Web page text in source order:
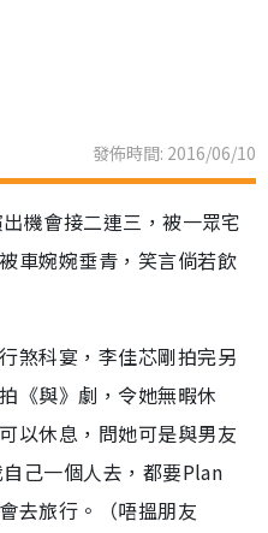
發佈時間: 2016/06/10
機會接二連三，被一眾宅
車婉婉垂青，笑言倘若飲
煞科宴，李佳芯剛拍完另
《與》劇，令她無暇休
以休息，問她可是與男友
己一個人去，都要Plan
去旅行。（唔搵朋友